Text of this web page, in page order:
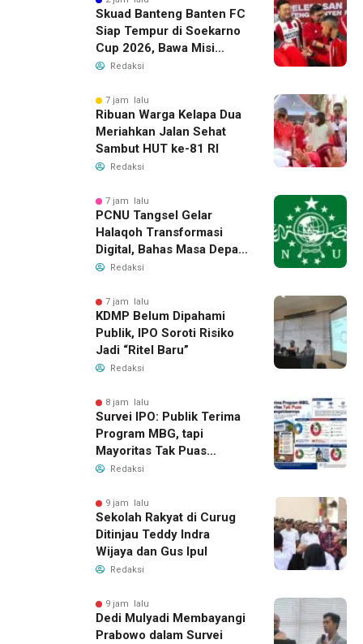
Skuad Banteng Banten FC
Siap Tempur di Soekarno
Cup 2026, Bawa Misi
Harumkan Nama Banten
Redaksi
7 jam lalu
Ribuan Warga Kelapa Dua
Meriahkan Jalan Sehat
Sambut HUT ke-81 RI
Redaksi
7 jam lalu
PCNU Tangsel Gelar
Halaqoh Transformasi
Digital, Bahas Masa Depan
NU di Era Disrupsi
Redaksi
7 jam lalu
KDMP Belum Dipahami
Publik, IPO Soroti Risiko
Jadi “Ritel Baru”
Redaksi
8 jam lalu
Survei IPO: Publik Terima
Program MBG, tapi
Mayoritas Tak Puas
dengan Pengelolaannya
Redaksi
9 jam lalu
Sekolah Rakyat di Curug
Ditinjau Teddy Indra
Wijaya dan Gus Ipul
Redaksi
9 jam lalu
Dedi Mulyadi Membayangi
Prabowo dalam Survei